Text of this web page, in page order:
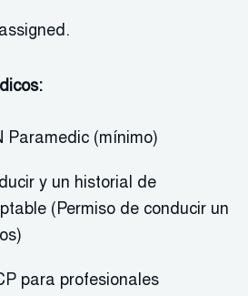
Paramedic (mínimo)
y un historial de
(Permiso de conducir un
para profesionales